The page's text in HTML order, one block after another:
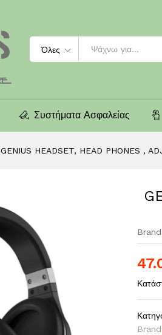
Όλες
Συστήματα Ασφαλείας
GENIUS HEADSET, HEAD PHONES ,